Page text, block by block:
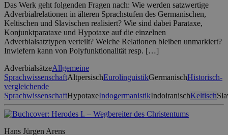
Das Werk geht folgenden Fragen nach: Wie werden satzwertige
Adverbialrelationen in älteren Sprachstufen des Germanischen,
Keltischen und Slavischen realisiert? Wie sind dabei Parataxe,
Konjunktparataxe und Hypotaxe auf die einzelnen
Adverbialsatztypen verteilt? Welche Relationen bleiben unmarkiert?
Inwiefern kann von Polyfunktionalität resp. […]
AdverbialsätzeAllgemeine
SprachwissenschaftAltpersischEurolinguistikGermanischHistorisch-
vergleichende
SprachwissenschaftHypotaxeIndogermanistikIndoiranischKeltisch
Hans Jürgen Arens